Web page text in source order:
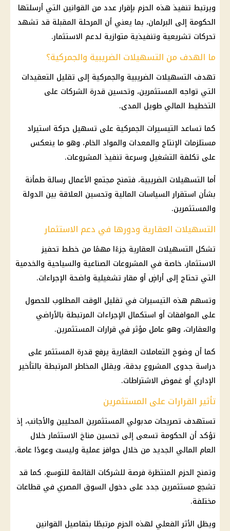
ويرتبط تنفيذ هذه الحزم بإقرار عدد من القوانين التي أرسلتها
الحكومة إلى البرلمان، بما يعني أن المرحلة المقبلة قد تشهد
تحركات تشريعية وتنفيذية متوازية لدعم الاستثمار.
ما الهدف من التسهيلات الضريبية والجمركية؟
تهدف التسهيلات الضريبية والجمركية إلى تقليل التعقيدات
التي تواجه المستثمرين، وتحسين قدرة الشركات على
التخطيط المالي طويل المدى.
كما تساعد التيسيرات الجمركية على تسهيل حركة استيراد
مستلزمات الإنتاج والمعدات والمواد الخام، وهو ما ينعكس
على تكلفة التشغيل وسرعة تنفيذ المشروعات.
أما التسهيلات الضريبية، فتمنح مجتمع الأعمال رسالة طمأنة
بشأن استقرار السياسات المالية وتحسين العلاقة بين الدولة
والمستثمرين.
التسهيلات العقارية ودورها في دعم الاستثمار
تشكل التسهيلات العقارية جزءًا مهمًا من خطط تحفيز
الاستثمار، خاصة في المشروعات الصناعية والسياحية والخدمية
التي تحتاج إلى أراضٍ أو مقار تشغيلية واضحة الإجراءات.
وتسهم هذه التيسيرات في تقليل الوقت المطلوب للحصول
على الموافقات أو استكمال الإجراءات المرتبطة بالأراضي
والعقارات، وهو عامل مؤثر في قرارات المستثمرين.
كما أن وضوح التعاملات العقارية يرفع قدرة المستثمر على
دراسة جدوى المشروع بدقة، ويقلل المخاطر المرتبطة بالتأخير
الإداري أو غموض الاشتراطات.
تأثير القرارات على المستثمرين
تستهدف تصريحات مدبولي المستثمرين المحليين والأجانب، إذ
تؤكد أن الحكومة تسعى إلى تحسين مناخ الاستثمار خلال
العام المالي الجديد من خلال حوافز عملية وليست وعودًا عامة.
وتمنح الحزم المنتظرة فرصة للشركات القائمة للتوسع، كما قد
تشجع مستثمرين جدد على دخول السوق المصري في قطاعات
مختلفة.
ويظل الأثر الفعلي لهذه الحزم مرتبطًا بتفاصيل القوانين